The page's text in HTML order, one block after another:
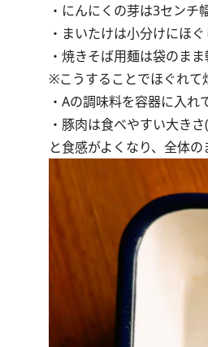
・にんにくの芽は3センチ
・まいたけは小分けにほぐ
・焼きそば用麺は袋のま
※こうすることでほぐれて
・Aの調味料を容器に入れ
・豚肉は食べやすい大き
と食感がよくなり、全体の